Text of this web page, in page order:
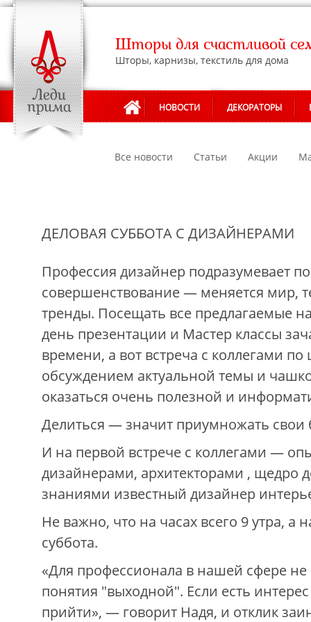
Шторы для счастливой
Шторы, карнизы, текстиль для дома
НОВОСТИ ДЕКОРАТОРЫ
Все новости Статьи Акции
ДЕЛОВАЯ СУББОТА С ДИЗАЙНЕРАМИ
Профессия дизайнер подразумевает
совершенствование — меняется мир,
тренды. Посещать все предлагаемые
день презентации и Мастер классы
времени, а вот встреча с коллегами по
обсуждением актуальной темы и
оказаться очень полезной и
Делиться — значит приумножать свои
И на первой встрече с коллегами —
дизайнерами, архитекторами , щедро
знаниями известный дизайнер
Не важно, что на часах всего 9 утра, а
суббота.
«Для профессионала в нашей сфере не
понятия "выходной". Если есть
прийти», — говорит Надя, и отклик